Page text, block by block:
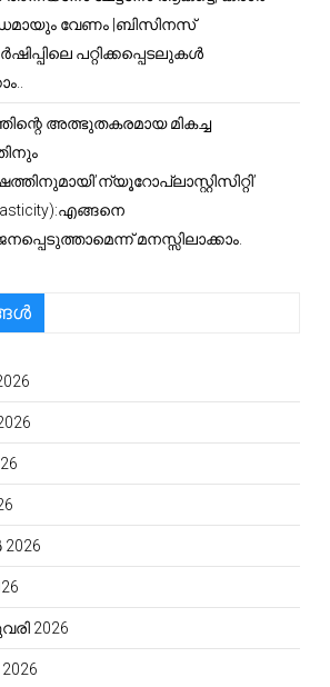
വേണം |ബിസിനസ്
പറ്റിക്കപ്പെടലുകൾ
അത്ഭുതകരമായ മികച്ച
മനസ്സിലാക്കാം.
2026